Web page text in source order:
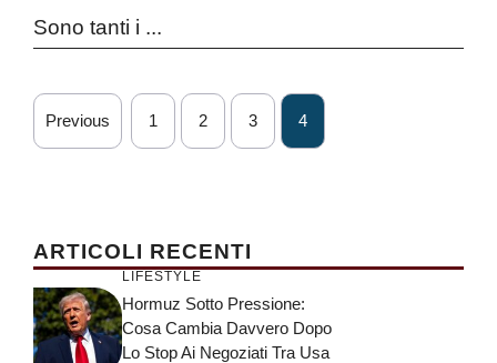
Sono tanti i ...
Previous 1 2 3 4
ARTICOLI RECENTI
LIFESTYLE
Hormuz Sotto Pressione:
Cosa Cambia Davvero Dopo
Lo Stop Ai Negoziati Tra Usa